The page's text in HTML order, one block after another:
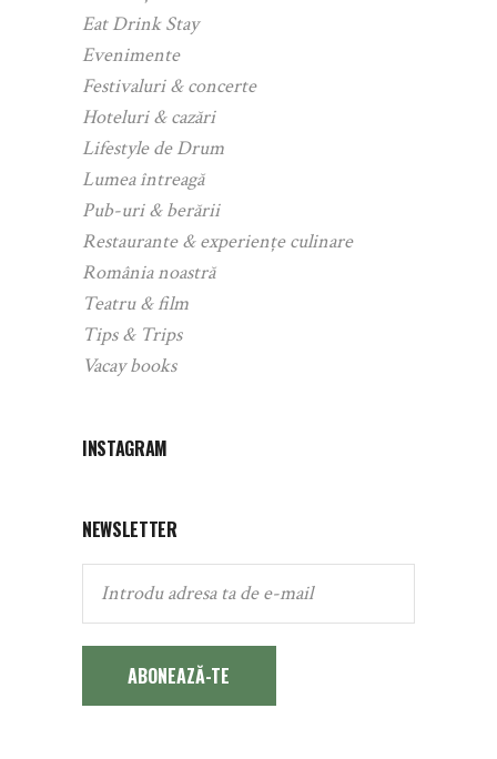
Eat Drink Stay
Evenimente
Festivaluri & concerte
Hoteluri & cazări
Lifestyle de Drum
Lumea întreagă
Pub-uri & berării
Restaurante & experiențe culinare
România noastră
Teatru & film
Tips & Trips
Vacay books
INSTAGRAM
NEWSLETTER
ABONEAZĂ-TE